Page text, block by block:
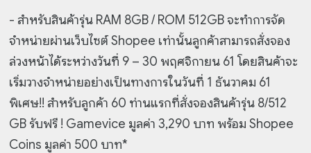
- สำหรับสินค้ารุ่น RAM 8GB / ROM 512GB จะทำการจัด
จำหน่ายผ่านเว็บไซต์ Shopee เท่านั้นลูกค้าสามารถสั่งจอง
ล่วงหน้าได้ระหว่างวันที่ 9 – 30 พฤศจิกายน 61 โดยสินค้าจะ
เริ่มวางจำหน่ายอย่างเป็นทางการในวันที่ 1 ธันวาคม 61
พิเศษ!! สำหรับลูกค้า 60 ท่านแรกที่สั่งจองสินค้ารุ่น 8/512
GB รับฟรี ! Gamevice มูลค่า 3,290 บาท พร้อม Shopee
Coins มูลค่า 500 บาท*